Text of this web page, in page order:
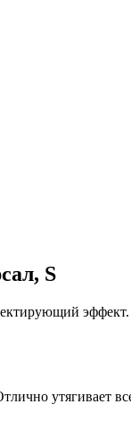
S
утягивает